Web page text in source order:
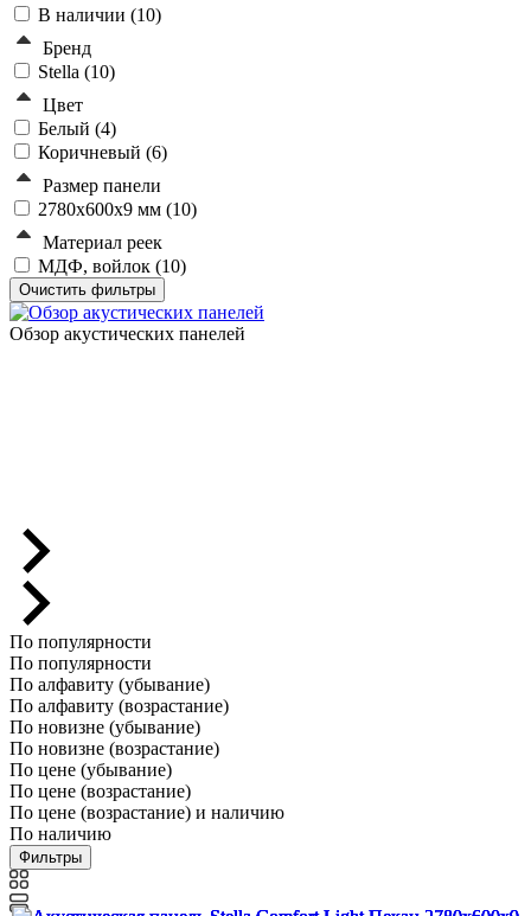
В наличии (10)
Бренд
Stella (10)
Цвет
Белый (4)
Коричневый (6)
Размер панели
2780х600х9 мм (10)
Материал реек
МДФ, войлок (10)
Обзор акустических панелей
По популярности
По популярности
По алфавиту (убывание)
По алфавиту (возрастание)
По новизне (убывание)
По новизне (возрастание)
По цене (убывание)
По цене (возрастание)
По цене (возрастание) и наличию
По наличию
Фильтры